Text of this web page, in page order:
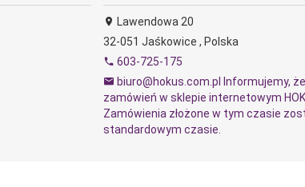
Lawendowa 20
32-051 Jaśkowice , Polska
603-725-175
biuro@hokus.com.pl Informujemy,
zamówień w sklepie internetowym
Zamówienia złożone w tym czasie
standardowym czasie.